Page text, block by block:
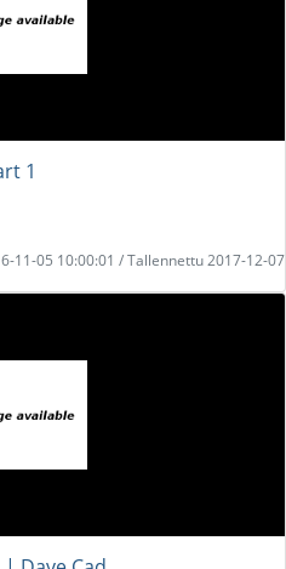
1
11-05 10:00:01 / Tallennettu 2017-12-07